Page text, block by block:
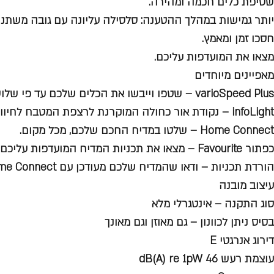
יותר גמישות במהלך ההטענה: סלסילה עליונה עם גובה
חסכו זמן ומאמץ.
מצאו את המועדפות עליכם.
מאפיינים מיוחדים
varioSpeed Plus – שטפו וייבשו את הכלים שלכם עד פי שלוש פעמים מהר יותר.
infoLight – נקודת אור כחולה המוקרנת לרצפת המטבח לחיווי כשהמדיח פועל
Home Connect – שלטו במדיח החכם שלכם, מכל מקום.
כפתור Favourite – מצאו את תכניות המדיח המועדפות עליכם מהר יותר.
הורדת תכניות – ודאו שהמדיח שלכם מעודכן עם Home Connect.
עיצוב מובנה
סוג התקנה – אינטגרלי מלא
בסיס ניתן לכוונון – גם מאוזן וגם מאונך
דירוג אנרגטי E
עוצמת רעש 46 dB(A) re 1pW